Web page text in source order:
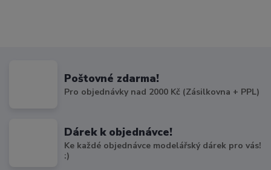
Poštovné zdarma!
Pro objednávky nad 2000 Kč (Zásilkovna + PPL)
Dárek k objednávce!
Ke každé objednávce modelářský dárek pro vás!
:)